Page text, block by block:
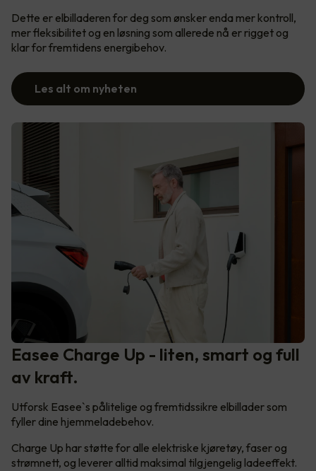
Dette er elbilladeren for deg som ønsker enda mer kontroll,
mer fleksibilitet og en løsning som allerede nå er rigget og
klar for fremtidens energibehov.
Les alt om nyheten
Easee Charge Up - liten, smart og full
av kraft.
Utforsk Easee`s pålitelige og fremtidssikre elbillader som
fyller dine hjemmeladebehov.
Charge Up har støtte for alle elektriske kjøretøy, faser og
strømnett, og leverer alltid maksimal tilgjengelig ladeeffekt.